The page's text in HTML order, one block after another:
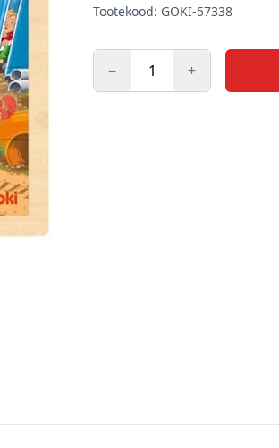
Tootekood: GOKI-57338
− +